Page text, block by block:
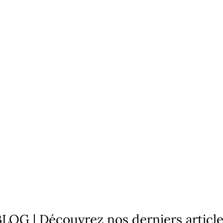
| Découvrez nos derniers